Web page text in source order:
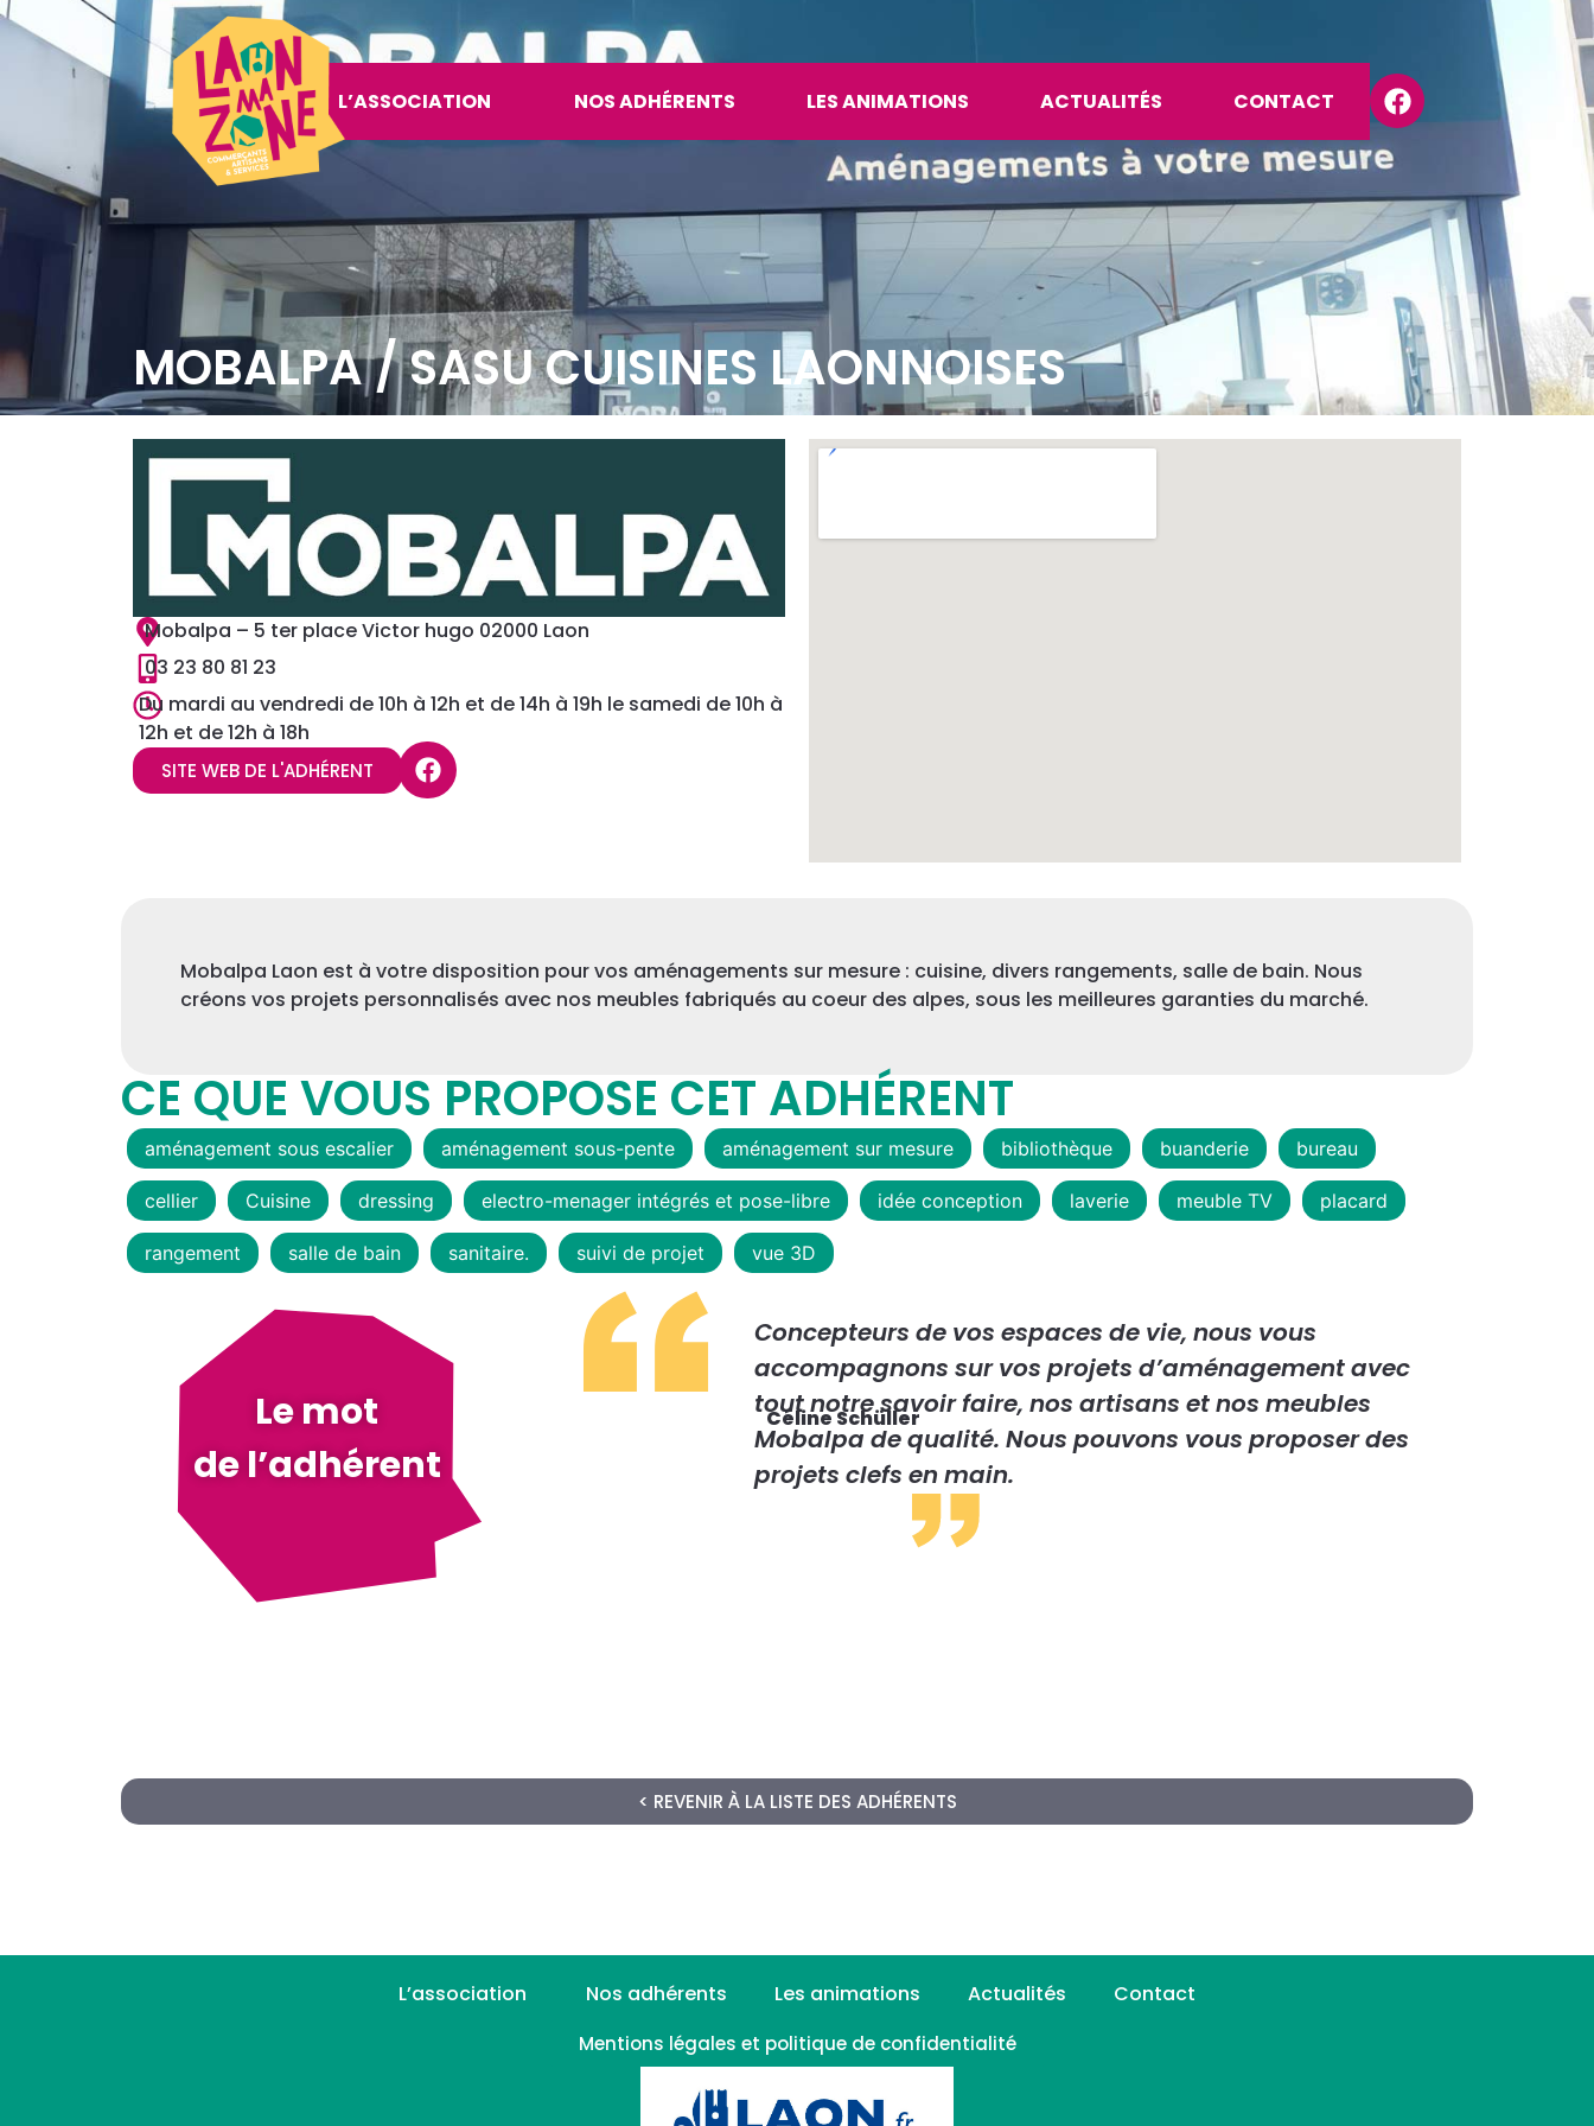
L’ASSOCIATION NOS ADHÉRENTS LES ANIMATIONS ACTUALITÉS CONTACT
MOBALPA / SASU CUISINES LAONNOISES
Mobalpa – 5 ter place Victor hugo 02000 Laon
03 23 80 81 23
Du mardi au vendredi de 10h à 12h et de 14h à 19h le samedi de 10h à
12h et de 12h à 18h
SITE WEB DE L'ADHÉRENT
Mobalpa Laon est à votre disposition pour vos aménagements sur mesure : cuisine, divers rangements, salle de bain. Nous
créons vos projets personnalisés avec nos meubles fabriqués au coeur des alpes, sous les meilleures garanties du marché.
CE QUE VOUS PROPOSE CET ADHÉRENT
aménagement sous escalier aménagement sous-pente aménagement sur mesure bibliothèque buanderie bureau
cellier Cuisine dressing electro-menager intégrés et pose-libre idée conception laverie meuble TV placard
rangement salle de bain sanitaire. suivi de projet vue 3D
Le mot
de l’adhérent
Concepteurs de vos espaces de vie, nous vous
accompagnons sur vos projets d’aménagement avec
tout notre savoir faire, nos artisans et nos meubles
Mobalpa de qualité. Nous pouvons vous proposer des
projets clefs en main.
Céline Schüller
< REVENIR À LA LISTE DES ADHÉRENTS
L’association Nos adhérents Les animations Actualités Contact
Mentions légales et politique de confidentialité